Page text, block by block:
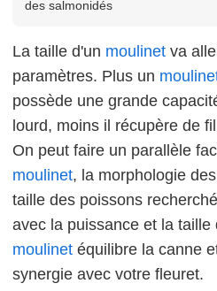
des salmonidés
La taille d'un moulinet va
paramètres. Plus un
possède une grande
lourd, moins il récupère de
On peut faire un parallèle
moulinet, la morphologie
taille des poissons
avec la puissance et la taille
moulinet équilibre la canne
synergie avec votre fleuret.